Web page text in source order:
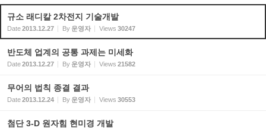
규소 래디칼 2차전지 기술개발
Date2013.12.27 By 운영자 Views 30247
반도체 업계의 공통 과제는 미세화
Date2013.12.27 By 운영자 Views 21582
무어의 법칙 종결 결과
Date2013.12.24 By 운영자 Views 30553
첨단 3-D 원자힘 현미경 개발